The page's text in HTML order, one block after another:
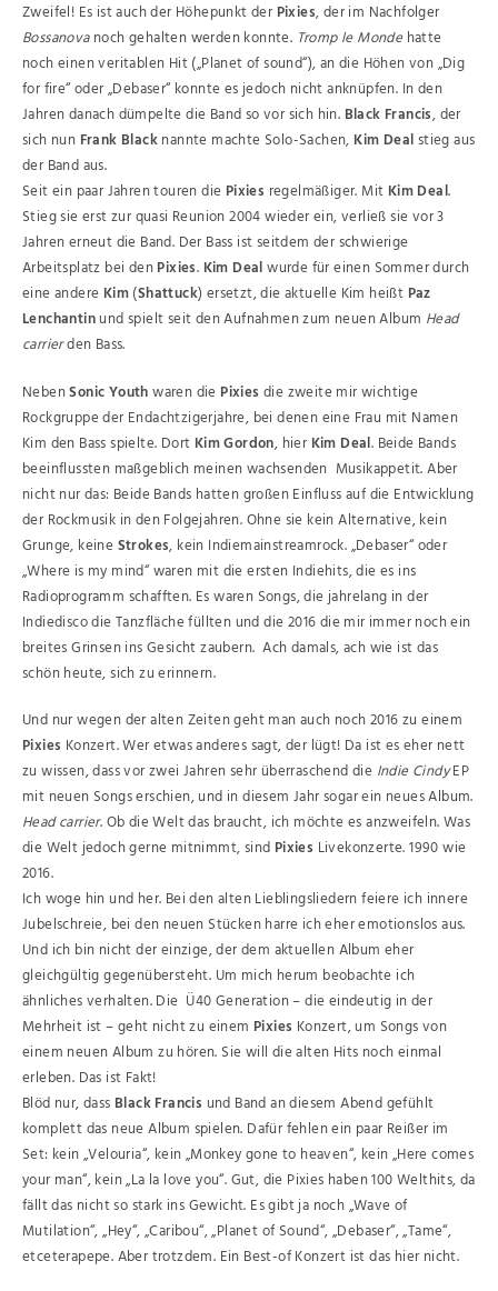
Zweifel! Es ist auch der Höhepunkt der Pixies, der im Nachfolger
Bossanovanoch gehalten werden konnte. Tromp le Mondehatte
noch einen veritablen Hit („Planet of sound“), an die Höhen von „Dig
for fire“ oder „Debaser“ konnte es jedoch nicht anknüpfen. In den
Jahren danach dümpelte die Band so vor sich hin. Black Francis, der
sich nun Frank Blacknannte machte Solo-Sachen, Kim Dealstieg aus
der Band aus.
Seit ein paar Jahren touren die Pixies regelmäßiger. Mit Kim Deal.
Stieg sie erst zur quasi Reunion 2004 wieder ein, verließ sie vor 3
Jahren erneut die Band. Der Bass ist seitdem der schwierige
Arbeitsplatz bei denPixies. Kim Dealwurde für einen Sommer durch
eine andere Kim(Shattuck) ersetzt, die aktuelle Kim heißt Paz
Lenchantinund spielt seit den Aufnahmen zum neuen Album Head
carrierden Bass.
NebenSonic Youthwaren die Pixies die zweite mir wichtige
Rockgruppe der Endachtzigerjahre, bei denen eine Frau mit Namen
Kim den Bass spielte. Dort Kim Gordon, hier Kim Deal. Beide Bands
beeinflussten maßgeblich meinen wachsenden Musikappetit. Aber
nicht nur das: Beide Bands hatten großen Einfluss auf die Entwicklung
der Rockmusik in den Folgejahren. Ohne sie kein Alternative, kein
Grunge, keineStrokes, kein Indiemainstreamrock. „Debaser“ oder
„Where is my mind“ waren mit die ersten Indiehits, die es ins
Radioprogramm schafften. Es waren Songs, die jahrelang in der
Indiedisco die Tanzfläche füllten und die 2016 die mir immer noch ein
breites Grinsen ins Gesicht zaubern. Ach damals, ach wie ist das
schön heute, sich zu erinnern.
Und nur wegen der alten Zeiten geht man auch noch 2016 zu einem
Pixies Konzert. Wer etwas anderes sagt, der lügt! Da ist es eher nett
zu wissen, dass vor zwei Jahren sehr überraschend die Indie CindyEP
mit neuen Songs erschien, und in diesem Jahr sogar ein neues Album.
Head carrier. Ob die Welt das braucht, ich möchte es anzweifeln. Was
die Welt jedoch gerne mitnimmt, sind Pixies Livekonzerte. 1990 wie
2016.
Ich woge hin und her. Bei den alten Lieblingsliedern feiere ich innere
Jubelschreie, bei den neuen Stücken harre ich eher emotionslos aus.
Und ich bin nicht der einzige, der dem aktuellen Album eher
gleichgültig gegenübersteht. Um mich herum beobachte ich
ähnliches verhalten. Die Ü40 Generation – die eindeutig in der
Mehrheit ist – geht nicht zu einem Pixies Konzert, um Songs von
einem neuen Album zu hören. Sie will die alten Hits noch einmal
erleben. Das ist Fakt!
Blöd nur, dass Black Francis und Band an diesem Abend gefühlt
komplett das neue Album spielen. Dafür fehlen ein paar Reißer im
Set: kein „Velouria“, kein „Monkey gone to heaven“, kein „Here comes
your man“, kein „La la love you“. Gut, die Pixies haben 100 Welthits, da
fällt das nicht so stark ins Gewicht. Es gibt ja noch „Wave of
Mutilation“, „Hey“, „Caribou“, „Planet of Sound“, „Debaser“, „Tame“,
etceterapepe. Aber trotzdem. Ein Best-of Konzert ist das hier nicht.